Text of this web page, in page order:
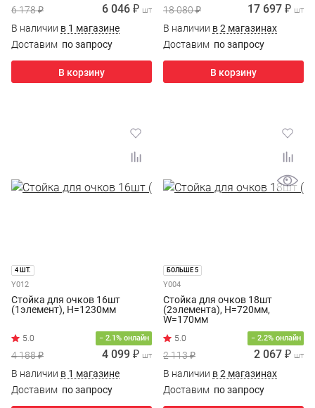
6 178 ₽ 6 046 ₽ шт
В наличии в 1 магазине
Доставим по запросу
В корзину
18 080 ₽ 17 697 ₽ шт
В наличии в 2 магазинах
Доставим по запросу
В корзину
4 ШТ.
Y012
Стойка для очков 16шт
(1элемент), H=1230мм
5.0 − 2.1% онлайн
4 188 ₽ 4 099 ₽ шт
В наличии в 1 магазине
Доставим по запросу
БОЛЬШЕ 5
Y004
Стойка для очков 18шт
(2элемента), H=720мм,
W=170мм
− 2.2% онлайн
2 113 ₽ 2 067 ₽ шт
В наличии в 2 магазинах
Доставим по запросу